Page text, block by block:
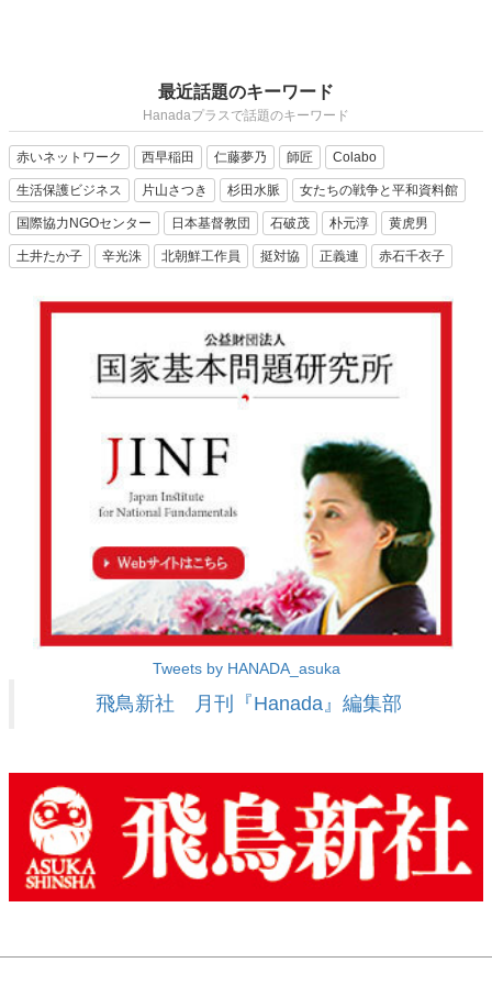
最近話題のキーワード
Hanadaプラスで話題のキーワード
赤いネットワーク 西早稲田 仁藤夢乃 師匠 Colabo
生活保護ビジネス 片山さつき 杉田水脈 女たちの戦争と平和資料館
国際協力NGOセンター 日本基督教団 石破茂 朴元淳 黄虎男
土井たか子 辛光洙 北朝鮮工作員 挺対協 正義連 赤石千衣子
Tweets by HANADA_asuka
飛鳥新社 月刊『Hanada』編集部